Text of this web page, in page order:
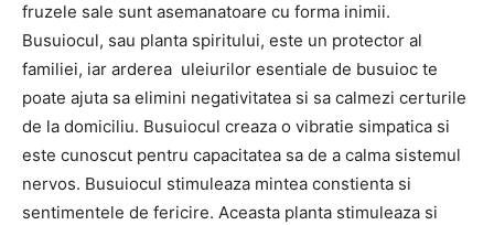
fruzele sale sunt asemanatoare cu forma inimii.
Busuiocul, sau planta spiritului, este un protector al
familiei, iar arderea uleiurilor esentiale de busuioc te
poate ajuta sa elimini negativitatea si sa calmezi certurile
de la domiciliu. Busuiocul creaza o vibratie simpatica si
este cunoscut pentru capacitatea sa de a calma sistemul
nervos. Busuiocul stimuleaza mintea constienta si
sentimentele de fericire. Aceasta planta stimuleaza si